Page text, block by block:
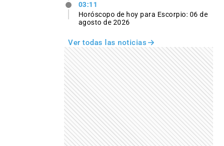
03:11
Horóscopo de hoy para Escorpio: 06 de
agosto de 2026
Ver todas las noticias